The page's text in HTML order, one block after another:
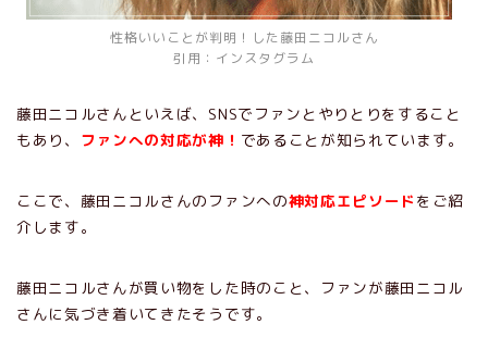
性格いいことが判明！した藤田ニコルさん
引用：インスタグラム
藤田ニコルさんといえば、SNSでファンとやりとりをすること
もあり、 ファンへの対応が神！ であることが知られています。
ここで、藤田ニコルさんのファンへの神対応エピソード をご紹
介します。
藤田ニコルさんが買い物をした時のこと、ファンが藤田ニコル
さんに気づき着いてきたそうです。